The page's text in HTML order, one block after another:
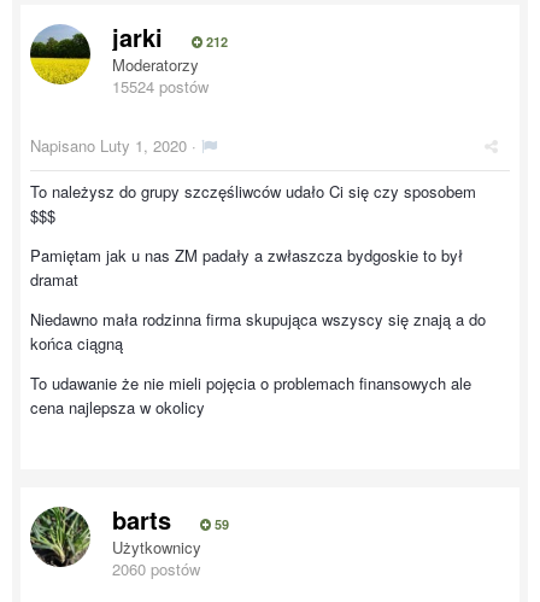
jarki 212
Moderatorzy
15524 postów
Napisano Luty 1, 2020 ·
To należysz do grupy szczęśliwców udało Ci się czy sposobem
$$$
Pamiętam jak u nas ZM padały a zwłaszcza bydgoskie to był
dramat
Niedawno mała rodzinna firma skupująca wszyscy się znają a do
końca ciągną
To udawanie że nie mieli pojęcia o problemach finansowych ale
cena najlepsza w okolicy
barts 59
Użytkownicy
2060 postów